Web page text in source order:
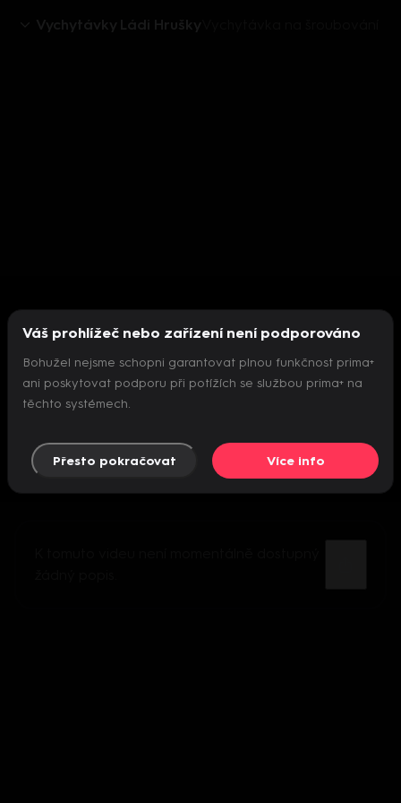
Vychytávky Ládi Hrušky
Nepodařilo se inicializovat přehrávač
Váš prohlížeč nebo zařízení není podporováno
Bohužel nejsme schopni garantovat plnou funkčnost prima+
ani poskytovat podporu při potížích se službou prima+ na
těchto systémech.
Přesto pokračovat Více info